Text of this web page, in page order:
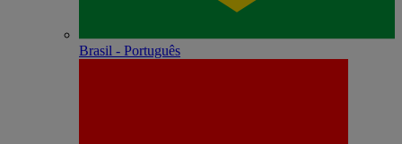
Brasil - Português